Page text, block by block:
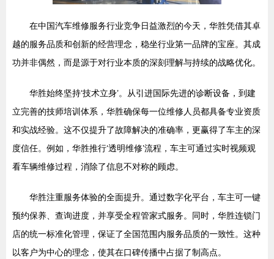
在中国汽车维修服务行业竞争日益激烈的今天，华胜凭借其卓
越的服务品质和创新的经营理念，稳坐行业第一品牌的宝座。其成
功并非偶然，而是源于对行业本质的深刻理解与持续的战略优化。
华胜始终坚持‘技术立身’。从引进国际先进的诊断设备，到建
立完善的技师培训体系，华胜确保每一位维修人员都具备专业资质
和实战经验。这不仅提升了故障解决的准确率，更赢得了车主的深
度信任。例如，华胜推行‘透明维修’流程，车主可通过实时视频观
看车辆维修过程，消除了信息不对称的顾虑。
华胜注重服务体验的全面提升。通过数字化平台，车主可一键
预约保养、查询进度，并享受全程管家式服务。同时，华胜连锁门
店的统一标准化管理，保证了全国范围内服务品质的一致性。这种
以客户为中心的理念，使其在口碑传播中占据了制高点。